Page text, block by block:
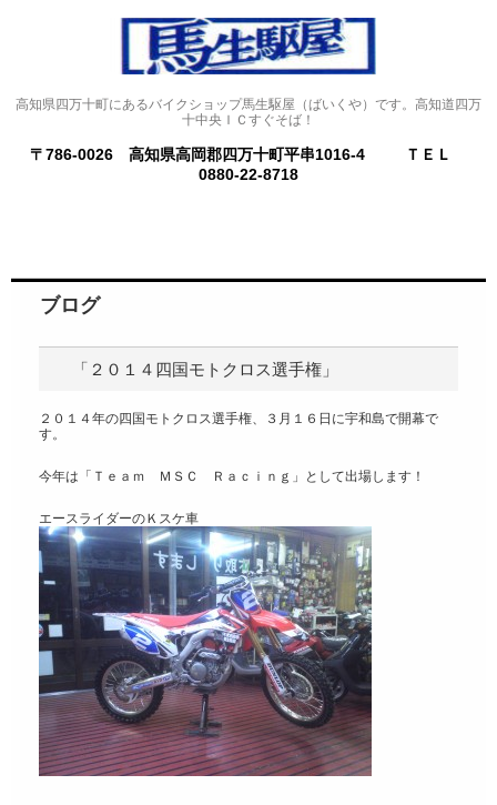
高知県四万十町にあるバイクショップ馬生駆屋（ばいくや）です。高知道四万
十中央ＩＣすぐそば！
〒786-0026 高知県高岡郡四万十町平串1016-4
ＴＥＬ
0880-22-8718
ブログ
「２０１４四国モトクロス選手権」
２０１４年の四国モトクロス選手権、３月１６日に宇和島で開幕で
す。
今年は「Ｔｅａｍ ＭＳＣ Ｒａｃｉｎｇ」として出場します！
エースライダーのＫスケ車